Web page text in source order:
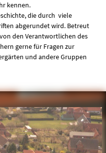
kennen.
die durch viele
abgerundet wird. Betreut
den Verantwortlichen des
gerne für Fragen zur
und andere Gruppen